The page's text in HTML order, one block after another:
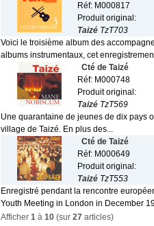
Réf: M000817
Produit original:
Taizé TzT703
Voici le troisième album des
albums instrumentaux, cet
Cté de Taizé
Réf: M000748
Produit original:
Taizé TzT569
Une quarantaine de jeunes de dix pays
village de Taizé. En plus des...
Cté de Taizé
Réf: M000649
Produit original:
Taizé TzT553
Enregistré pendant la rencontre
Youth Meeting in London in December
Afficher 1 à 10 (sur 27 articles)